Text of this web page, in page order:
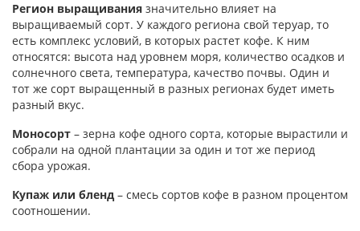
Регион выращивания значительно влияет на
выращиваемый сорт. У каждого региона свой теруар, то
есть комплекс условий, в которых растет кофе. К ним
относятся: высота над уровнем моря, количество осадков и
солнечного света, температура, качество почвы. Один и
тот же сорт выращенный в разных регионах будет иметь
разный вкус.
Моносорт – зерна кофе одного сорта, которые вырастили и
собрали на одной плантации за один и тот же период
сбора урожая.
Купаж или бленд – смесь сортов кофе в разном процентом
соотношении.